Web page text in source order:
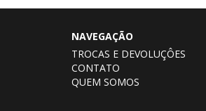
NAVEGAÇÃO
TROCAS E DEVOLUÇÔES
CONTATO
QUEM SOMOS